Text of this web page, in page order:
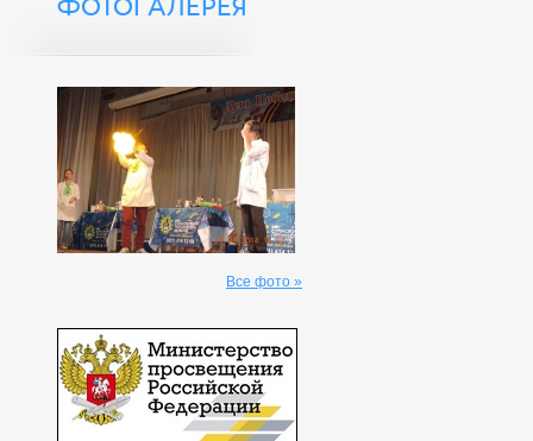
ФОТОГАЛЕРЕЯ
Все фото »